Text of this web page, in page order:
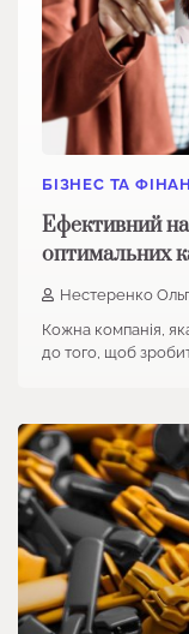
БІЗНЕС ТА
Ефективний
оптимальних
Нестеренко
Кожна компанія,
до того, щоб